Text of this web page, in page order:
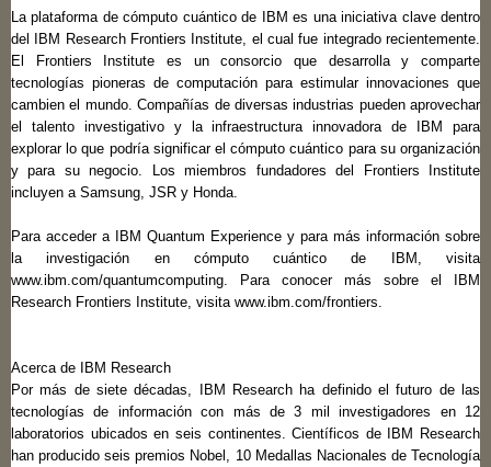
La plataforma de cómputo cuántico de IBM es una iniciativa clave dentro
del IBM Research Frontiers Institute, el cual fue integrado recientemente.
El Frontiers Institute es un consorcio que desarrolla y comparte
tecnologías pioneras de computación para estimular innovaciones que
cambien el mundo. Compañías de diversas industrias pueden aprovechar
el talento investigativo y la infraestructura innovadora de IBM para
explorar lo que podría significar el cómputo cuántico para su organización
y para su negocio. Los miembros fundadores del Frontiers Institute
incluyen a Samsung, JSR y Honda.
Para acceder a IBM Quantum Experience y para más información sobre
la investigación en cómputo cuántico de IBM, visita
www.ibm.com/quantumcomputing. Para conocer más sobre el IBM
Research Frontiers Institute, visita www.ibm.com/frontiers.
Acerca de IBM Research
Por más de siete décadas, IBM Research ha definido el futuro de las
tecnologías de información con más de 3 mil investigadores en 12
laboratorios ubicados en seis continentes. Científicos de IBM Research
han producido seis premios Nobel, 10 Medallas Nacionales de Tecnología